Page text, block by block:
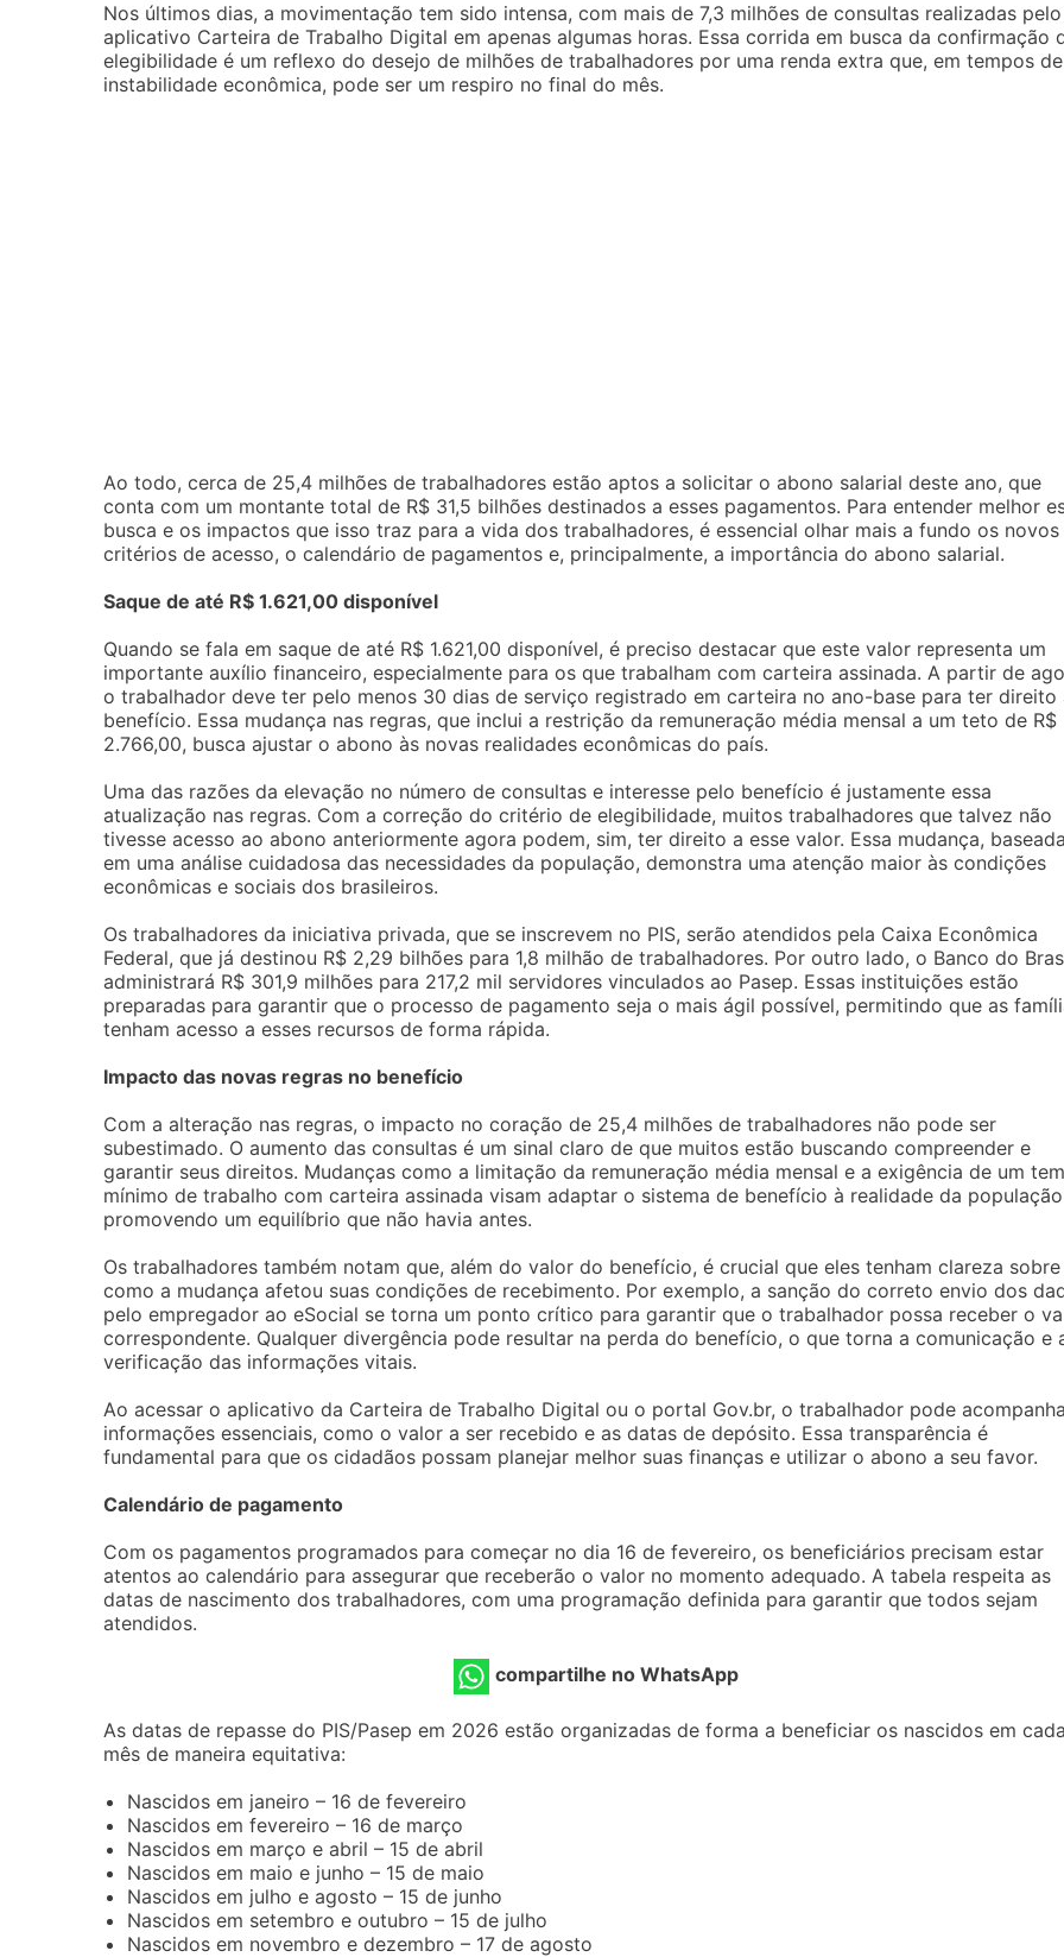
Nos últimos dias, a movimentação tem sido intensa, com mais de 7,3 milhões de consultas realizadas pelo
aplicativo Carteira de Trabalho Digital em apenas algumas horas. Essa corrida em busca da confirmação
elegibilidade é um reflexo do desejo de milhões de trabalhadores por uma renda extra que, em tempos de
instabilidade econômica, pode ser um respiro no final do mês.
Ao todo, cerca de 25,4 milhões de trabalhadores estão aptos a solicitar o abono salarial deste ano, que
conta com um montante total de R$ 31,5 bilhões destinados a esses pagamentos. Para entender melhor
busca e os impactos que isso traz para a vida dos trabalhadores, é essencial olhar mais a fundo os novos
critérios de acesso, o calendário de pagamentos e, principalmente, a importância do abono salarial.
Saque de até R$ 1.621,00 disponível
Quando se fala em saque de até R$ 1.621,00 disponível, é preciso destacar que este valor representa um
importante auxílio financeiro, especialmente para os que trabalham com carteira assinada. A partir de
o trabalhador deve ter pelo menos 30 dias de serviço registrado em carteira no ano-base para ter direito
benefício. Essa mudança nas regras, que inclui a restrição da remuneração média mensal a um teto de R$
2.766,00, busca ajustar o abono às novas realidades econômicas do país.
Uma das razões da elevação no número de consultas e interesse pelo benefício é justamente essa
atualização nas regras. Com a correção do critério de elegibilidade, muitos trabalhadores que talvez não
tivesse acesso ao abono anteriormente agora podem, sim, ter direito a esse valor. Essa mudança,
em uma análise cuidadosa das necessidades da população, demonstra uma atenção maior às condições
econômicas e sociais dos brasileiros.
Os trabalhadores da iniciativa privada, que se inscrevem no PIS, serão atendidos pela Caixa Econômica
Federal, que já destinou R$ 2,29 bilhões para 1,8 milhão de trabalhadores. Por outro lado, o Banco do
administrará R$ 301,9 milhões para 217,2 mil servidores vinculados ao Pasep. Essas instituições estão
preparadas para garantir que o processo de pagamento seja o mais ágil possível, permitindo que as
tenham acesso a esses recursos de forma rápida.
Impacto das novas regras no benefício
Com a alteração nas regras, o impacto no coração de 25,4 milhões de trabalhadores não pode ser
subestimado. O aumento das consultas é um sinal claro de que muitos estão buscando compreender e
garantir seus direitos. Mudanças como a limitação da remuneração média mensal e a exigência de um
mínimo de trabalho com carteira assinada visam adaptar o sistema de benefício à realidade da
promovendo um equilíbrio que não havia antes.
Os trabalhadores também notam que, além do valor do benefício, é crucial que eles tenham clareza sobre
como a mudança afetou suas condições de recebimento. Por exemplo, a sanção do correto envio dos
pelo empregador ao eSocial se torna um ponto crítico para garantir que o trabalhador possa receber o
correspondente. Qualquer divergência pode resultar na perda do benefício, o que torna a comunicação e
verificação das informações vitais.
Ao acessar o aplicativo da Carteira de Trabalho Digital ou o portal Gov.br, o trabalhador pode
informações essenciais, como o valor a ser recebido e as datas de depósito. Essa transparência é
fundamental para que os cidadãos possam planejar melhor suas finanças e utilizar o abono a seu favor.
Calendário de pagamento
Com os pagamentos programados para começar no dia 16 de fevereiro, os beneficiários precisam estar
atentos ao calendário para assegurar que receberão o valor no momento adequado. A tabela respeita as
datas de nascimento dos trabalhadores, com uma programação definida para garantir que todos sejam
atendidos.
compartilhe no WhatsApp
As datas de repasse do PIS/Pasep em 2026 estão organizadas de forma a beneficiar os nascidos em
mês de maneira equitativa:
Nascidos em janeiro – 16 de fevereiro
Nascidos em fevereiro – 16 de março
Nascidos em março e abril – 15 de abril
Nascidos em maio e junho – 15 de maio
Nascidos em julho e agosto – 15 de junho
Nascidos em setembro e outubro – 15 de julho
Nascidos em novembro e dezembro – 17 de agosto